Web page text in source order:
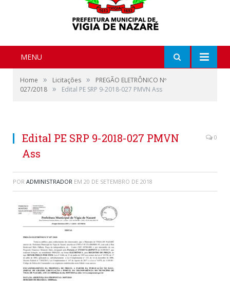
MENU
Home » Licitações »
PREGÃO ELETRÔNICO Nº
027/2018 » Edital PE SRP 9-2018-027 PMVN Ass
Edital PE SRP 9-2018-027 PMVN
Ass
0
POR ADMINISTRADOR EM 20 DE SETEMBRO DE 2018